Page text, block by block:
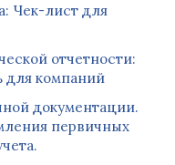
Чек-лист для
отчетности:
для компаний
документации.
первичных